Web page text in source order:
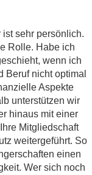
sehr persönlich.
Rolle. Habe ich
wenn ich
Beruf nicht optimal
Aspekte
unterstützen wir
hinaus mit einer
Mitgliedschaft
weitergeführt. So
einen
Wer sich noch